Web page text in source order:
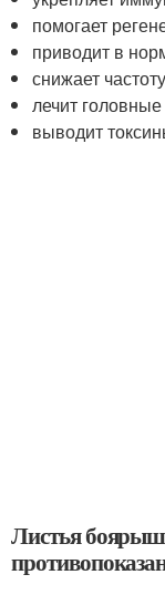
помогает
приводит в
снижает
лечит
выводит
Листья